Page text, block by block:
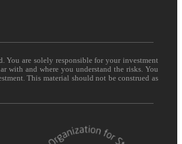
are solely responsible for your investment
with and where you understand the risks. You
This material should not be construed as